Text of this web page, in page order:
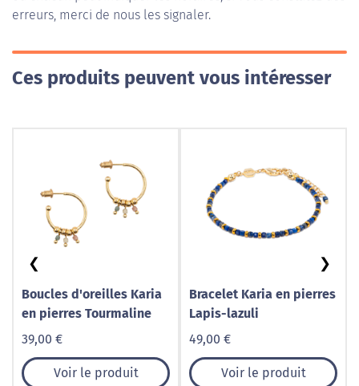
erreurs, merci de nous les signaler.
Ces produits peuvent vous intéresser
Boucles d'oreilles Karia
en pierres Tourmaline
39,00 €
Voir le produit
Bracelet Karia en pierres
Lapis-lazuli
49,00 €
Voir le produit
❮ ❯